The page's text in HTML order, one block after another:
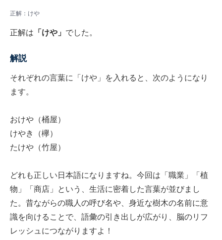
正解：けや
正解は 「けや」 でした。
解説
それぞれの言葉に「けや」を入れると、次のようになり
ます。
おけや（桶屋）
けやき（欅）
たけや（竹屋）
どれも正しい日本語になりますね。今回は「職業」「植
物」「商店」という、生活に密着した言葉が並びまし
た。昔ながらの職人の呼び名や、身近な樹木の名前に意
識を向けることで、語彙の引き出しが広がり、脳のリフ
レッシュにつながりますよ！